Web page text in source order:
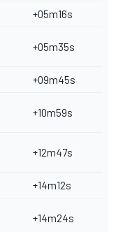
+05m16s
+05m35s
+09m45s
+10m59s
+12m47s
+14m12s
+14m24s